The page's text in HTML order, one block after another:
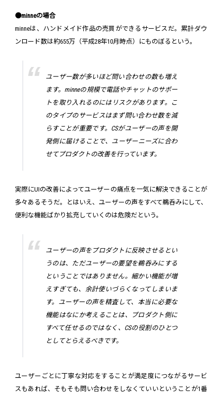
●minneの場合
minneは、ハンドメイド作品の売買ができるサービスだ。累計ダウ
ンロード数は約655万（平成28年10月時点）にものぼるという。
ユーザー数が多いほど問い合わせの数も増え
ます。minneの規模で電話やチャットのサポー
トを取り入れるのにはリスクがあります。こ
のタイプのサービスはまず問い合わせ数を減
らすことが重要です。CSがユーザーの声を開
発側に届けることで、ユーザーニーズに合わ
せてプロダクトの改善を行っています。
実際にUIの改善によってユーザーの痛点を一気に解決できることが
多々あるそうだ。とはいえ、ユーザーの声をすべて鵜呑みにして、
便利な機能ばかり拡充していくのは危険だという。
ユーザーの声をプロダクトに反映させるとい
うのは、ただユーザーの要望を鵜呑みにする
ということではありません。細かい機能が増
えすぎても、余計使いづらくなってしまいま
す。ユーザーの声を精査して、本当に必要な
機能はなにか考えることは、プロダクト側に
すべて任せるのではなく、CSの役割のひとつ
としてとらえるべきです。
ユーザーごとに丁寧な対応をすることが満足度につながるサービ
スもあれば、そもそも問い合わせをしなくていいということが1番